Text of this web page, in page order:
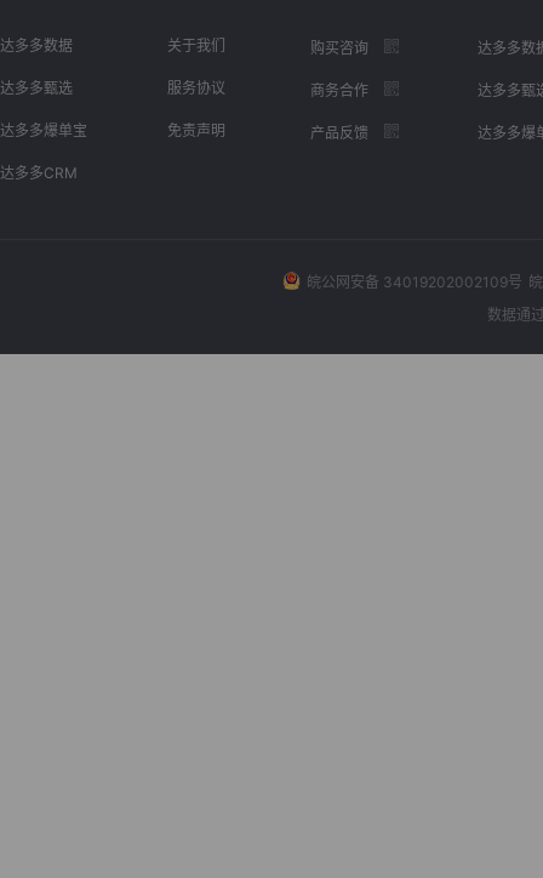
达多多数据
达多多甄选
达多多爆单宝
达多多CRM
关于我们
服务协议
免责声明
购买咨询
商务合作
产品反馈
达多多数
达多多甄
达多多爆
皖公网安备 34019202002109号
数据通